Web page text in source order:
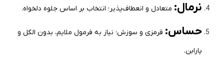
نرمال: متعادل و انعطاف‌پذیر؛ انتخاب بر اساس جلوه دلخواه.
حساس: قرمزی و سوزش؛ نیاز به فرمول ملایم، بدون الکل و
پارابن.